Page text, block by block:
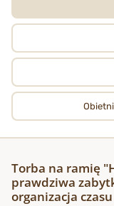
Torba na ramię
prawdziwa
organizacja